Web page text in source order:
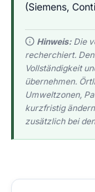
(Siemens,
Hinweis:Die
recherchiert.
Vollständigkeit
übernehmen.
Umweltzonen,
kurzfristig
zusätzlich bei